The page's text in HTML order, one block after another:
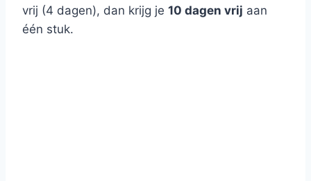
vrij (4 dagen), dan krijg je 10 dagen vrij aan
één stuk.